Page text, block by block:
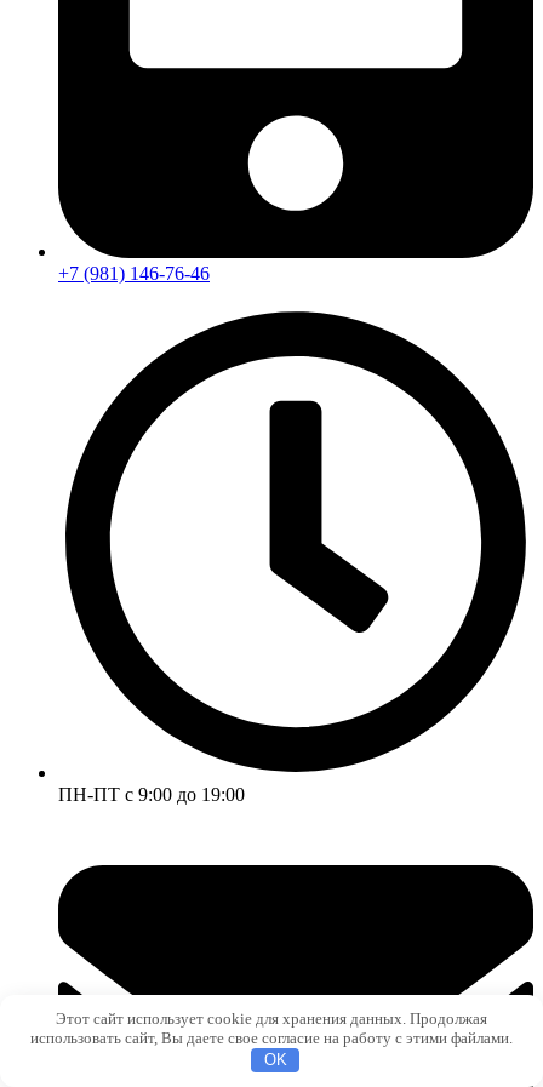
+7 (981) 146-76-46
ПН-ПТ с 9:00 до 19:00
Этот сайт использует cookie для хранения данных. Продолжая
использовать сайт, Вы даете свое согласие на работу с этими файлами.
OK